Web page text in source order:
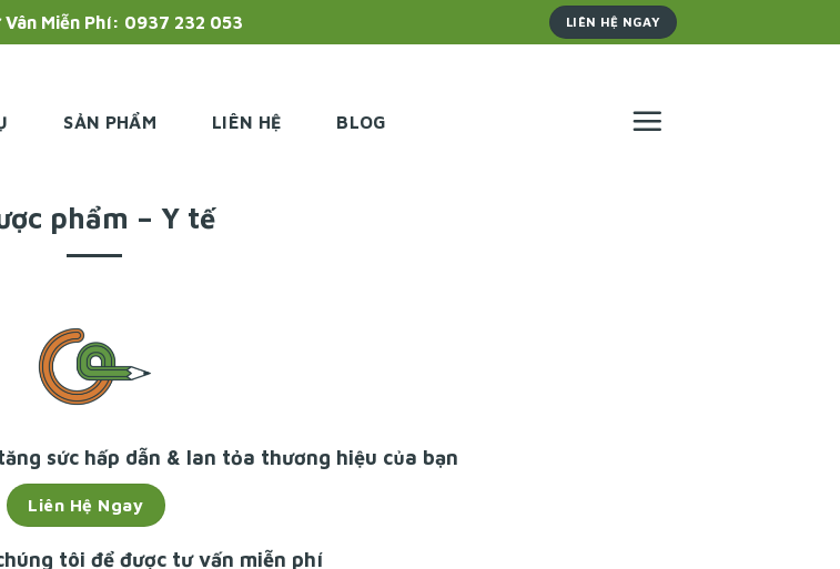
Vân Miễn Phí: 0937 232 053 LIÊN HỆ NGAY
SẢN PHẨM LIÊN HỆ BLOG
phẩm – Y tế
sức hấp dẫn & lan tỏa thương hiệu của bạn
Liên Hệ Ngay
tôi để được tư vấn miễn phí